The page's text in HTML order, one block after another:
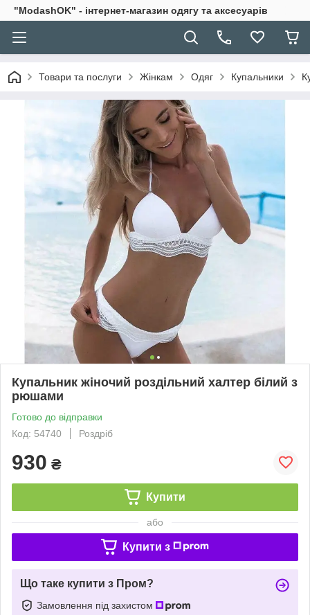
"ModashOK" - інтернет-магазин одягу та аксесуарів
Товари та послуги Жінкам Одяг Купальники
Купальник жіночий роздільний халтер білий з
рюшами
Готово до відправки
Код: 54740
Роздріб
930 ₴
Купити
або
Купити з
Що таке купити з Пром?
Замовлення під захистом